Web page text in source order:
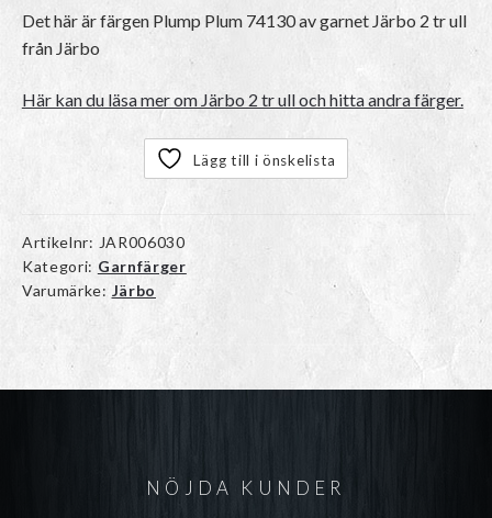
Det här är färgen Plump Plum 74130av garnet Järbo 2 tr ull
från Järbo
Här kan du läsa mer om Järbo 2 tr ull och hitta andra färger.
Lägg till i önskelista
Artikelnr: JAR006030
Kategori: Garnfärger
Varumärke: Järbo
NÖJDA KUNDER